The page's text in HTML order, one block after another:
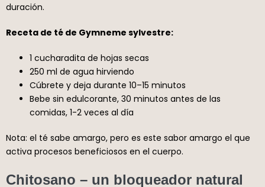
duración.
Receta de té de Gymneme sylvestre:
1 cucharadita de hojas secas
250 ml de agua hirviendo
Cúbrete y deja durante 10–15 minutos
Bebe sin edulcorante, 30 minutos antes de las
comidas, 1-2 veces al día
Nota: el té sabe amargo, pero es este sabor amargo el que
activa procesos beneficiosos en el cuerpo.
Chitosano – un bloqueador natural